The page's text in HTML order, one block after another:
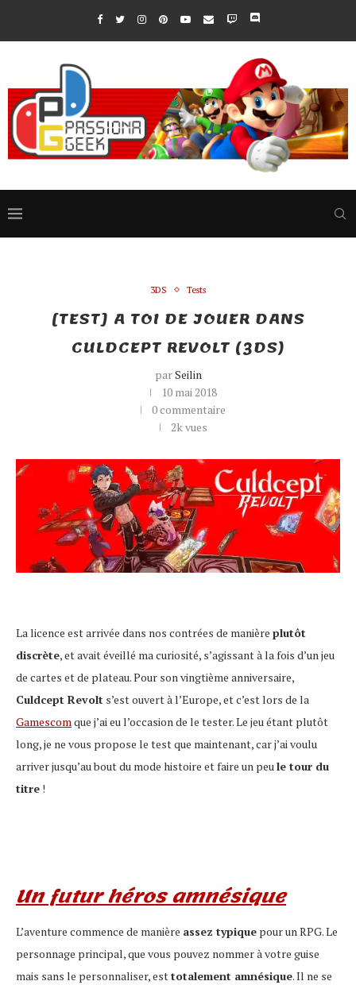
3DS Tests
[TEST] A TOI DE JOUER DANS
CULDCEPT REVOLT (3DS)
parSeilin
10 mai 2018
0 commentaire
2kvues
La licence est arrivée dans nos contrées de manière plutôt
discrète, et avait éveillé ma curiosité, s’agissant à la fois d’un jeu
de cartes et de plateau. Pour son vingtième anniversaire,
Culdcept Revolt s’est ouvert à l’Europe, et c’est lors de la
Gamescom que j’ai eu l’occasion de le tester. Le jeu étant plutôt
long, je ne vous propose le test que maintenant, car j’ai voulu
arriver jusqu’au bout du mode histoire et faire un peu le tour du
titre !
Un futur héros amnésique
L’aventure commence de manière assez typique pour un RPG. Le
personnage principal, que vous pouvez nommer à votre guise
mais sans le personnaliser, esttotalement amnésique. Il ne se